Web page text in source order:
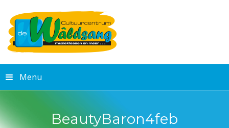
Menu
BeautyBaron4feb